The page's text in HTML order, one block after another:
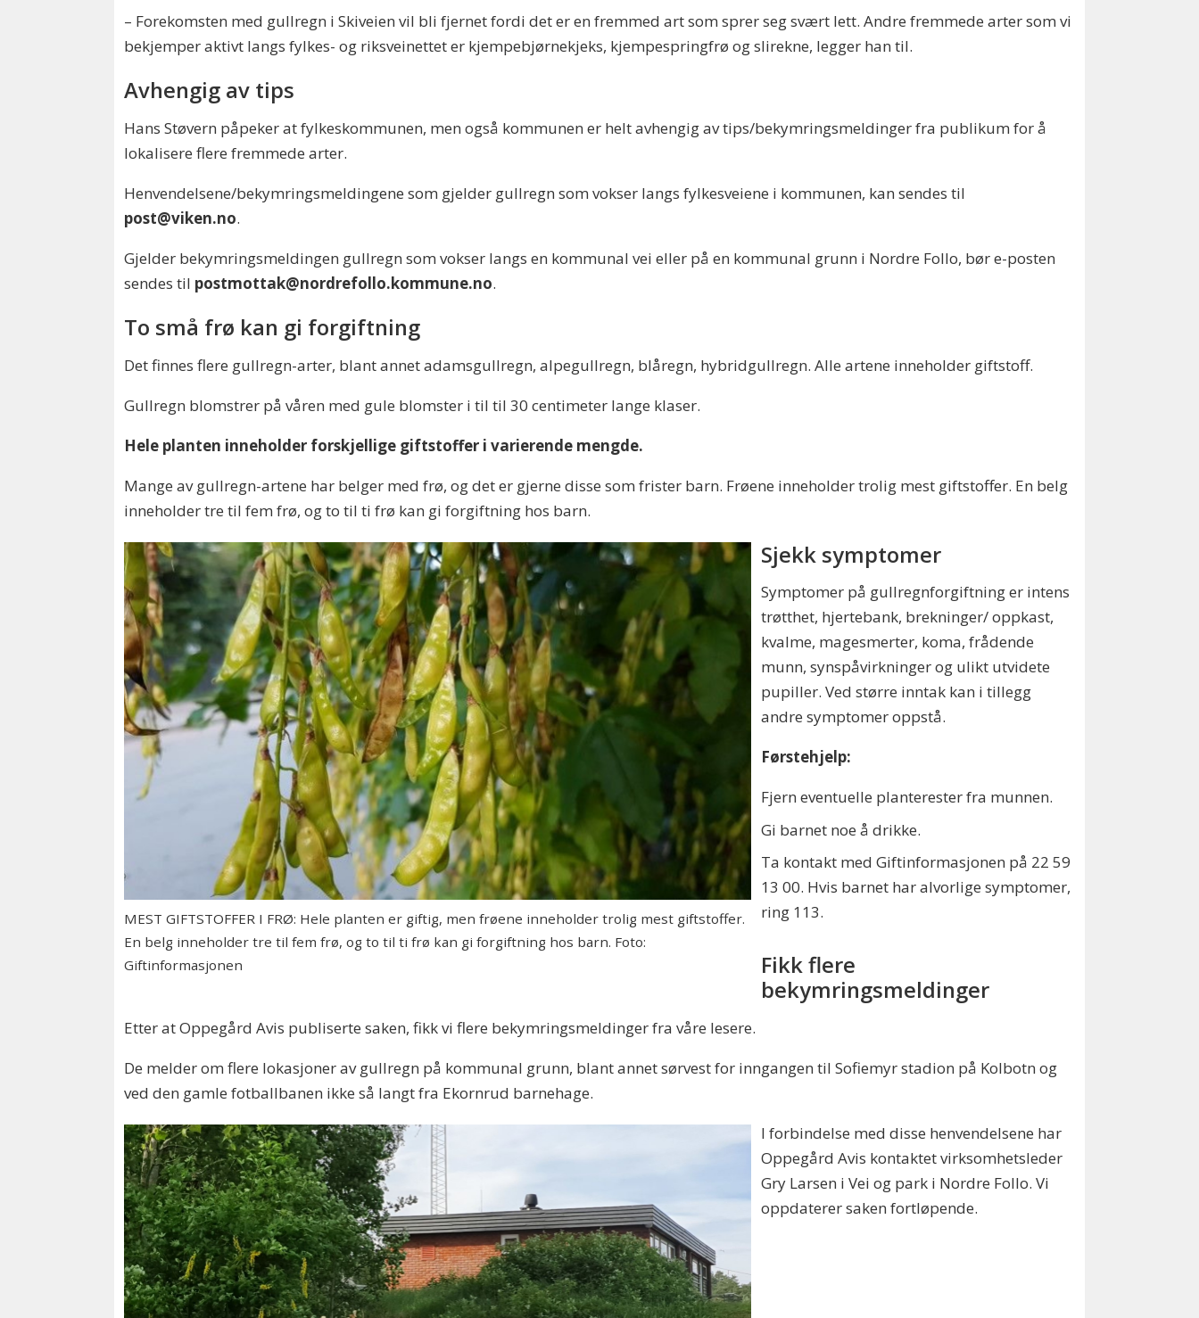
– Forekomsten med gullregn i Skiveien vil bli fjernet fordi det er en fremmed art som sprer seg svært lett. Andre fremmede arter som vi
bekjemper aktivt langs fylkes- og riksveinettet er kjempebjørnekjeks, kjempespringfrø og slirekne, legger han til.
Avhengig av tips
Hans Støvern påpeker at fylkeskommunen, men også kommunen er helt avhengig av tips/bekymringsmeldinger fra publikum for å
lokalisere flere fremmede arter.
Henvendelsene/bekymringsmeldingene som gjelder gullregn som vokser langs fylkesveiene i kommunen, kan sendes til
post@viken.no.
Gjelder bekymringsmeldingen gullregn som vokser langs en kommunal vei eller på en kommunal grunn i Nordre Follo, bør e-posten
sendes til postmottak@nordrefollo.kommune.no.
To små frø kan gi forgiftning
Det finnes flere gullregn-arter, blant annet adamsgullregn, alpegullregn, blåregn, hybridgullregn. Alle artene inneholder giftstoff.
Gullregn blomstrer på våren med gule blomster i til til 30 centimeter lange klaser.
Hele planten inneholder forskjellige giftstoffer i varierende mengde.
Mange av gullregn-artene har belger med frø, og det er gjerne disse som frister barn. Frøene inneholder trolig mest giftstoffer. En belg
inneholder tre til fem frø, og to til ti frø kan gi forgiftning hos barn.
MEST GIFTSTOFFER I FRØ: Hele planten er giftig, men frøene inneholder trolig mest giftstoffer.
En belg inneholder tre til fem frø, og to til ti frø kan gi forgiftning hos barn. Foto:
Giftinformasjonen
Sjekk symptomer
Symptomer på gullregnforgiftning er intens
trøtthet, hjertebank, brekninger/ oppkast,
kvalme, magesmerter, koma, frådende
munn, synspåvirkninger og ulikt utvidete
pupiller. Ved større inntak kan i tillegg
andre symptomer oppstå.
Førstehjelp:
Fjern eventuelle planterester fra munnen.
Gi barnet noe å drikke.
Ta kontakt med Giftinformasjonen på 22 59
13 00. Hvis barnet har alvorlige symptomer,
ring 113.
Fikk flere
bekymringsmeldinger
Etter at Oppegård Avis publiserte saken, fikk vi flere bekymringsmeldinger fra våre lesere.
De melder om flere lokasjoner av gullregn på kommunal grunn, blant annet sørvest for inngangen til Sofiemyr stadion på Kolbotn og
ved den gamle fotballbanen ikke så langt fra Ekornrud barnehage.
I forbindelse med disse henvendelsene har
Oppegård Avis kontaktet virksomhetsleder
Gry Larsen i Vei og park i Nordre Follo. Vi
oppdaterer saken fortløpende.